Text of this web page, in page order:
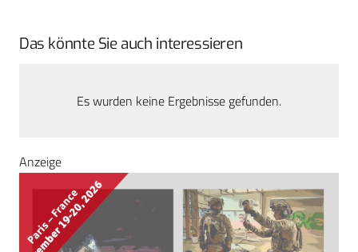
Das könnte Sie auch interessieren
Es wurden keine Ergebnisse gefunden.
Anzeige